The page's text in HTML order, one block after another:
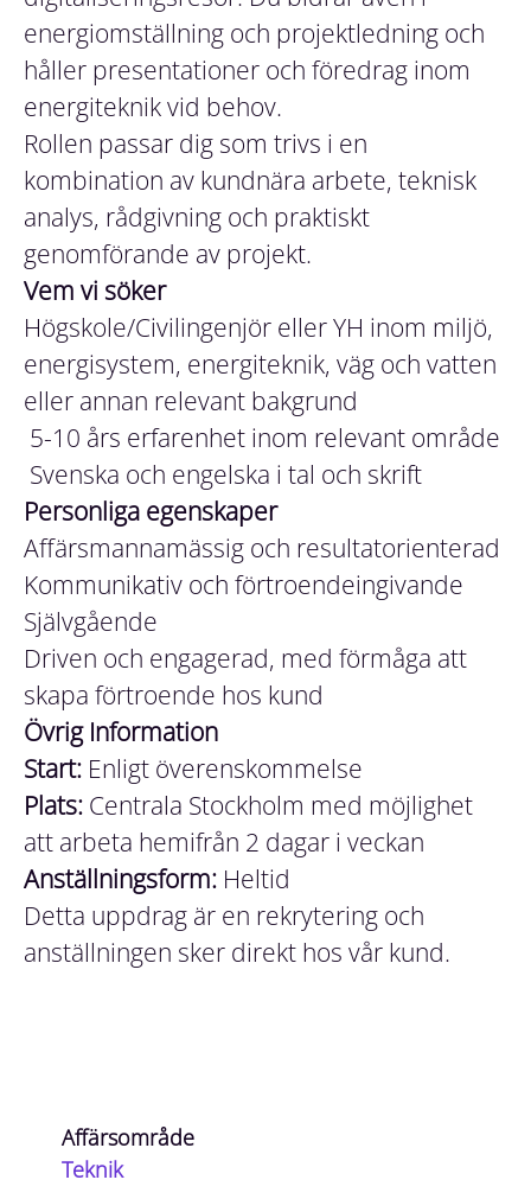
energiomställning och projektledning och
håller presentationer och föredrag inom
energiteknik vid behov.
Rollen passar dig som trivs i en
kombination av kundnära arbete, teknisk
analys, rådgivning och praktiskt
genomförande av projekt.
Vem vi söker
Högskole/Civilingenjör eller YH inom miljö,
energisystem, energiteknik, väg och vatten
eller annan relevant bakgrund
5-10 års erfarenhet inom relevant område
Svenska och engelska i tal och skrift
Personliga egenskaper
Affärsmannamässig och resultatorienterad
Kommunikativ och förtroendeingivande
Självgående
Driven och engagerad, med förmåga att
skapa förtroende hos kund
Övrig Information
Start: Enligt överenskommelse
Plats: Centrala Stockholm med möjlighet
att arbeta hemifrån 2 dagar i veckan
Anställningsform: Heltid
Detta uppdrag är en rekrytering och
anställningen sker direkt hos vår kund.
Affärsområde
Teknik